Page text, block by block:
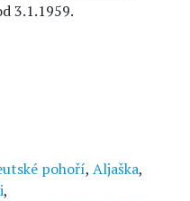
3.1.1959.
pohoří, Aljaška,
,